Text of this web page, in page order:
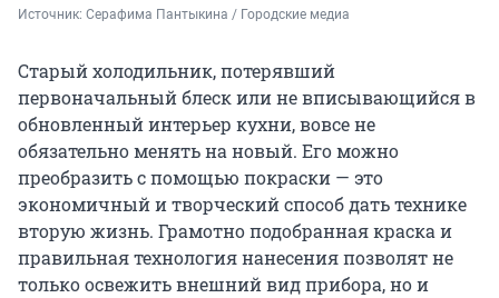
Источник: Серафима Пантыкина / Городские медиа
Старый холодильник, потерявший
первоначальный блеск или не вписывающийся в
обновленный интерьер кухни, вовсе не
обязательно менять на новый. Его можно
преобразить с помощью покраски — это
экономичный и творческий способ дать технике
вторую жизнь. Грамотно подобранная краска и
правильная технология нанесения позволят не
только освежить внешний вид прибора, но и